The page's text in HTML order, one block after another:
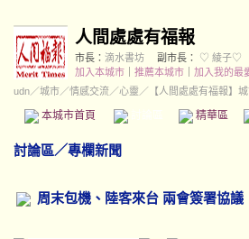
人間處處有福報
市長： 滴水書坊 副市長：
♡ 綾子♡
加入本城市
推薦本城市 加入我的最
udn／城市／情感交流／心靈 ／ 【人間處處有福報】
本城市首頁 精華區
討論區／專欄新聞
周末包機、陸客來台 兩會簽署協議